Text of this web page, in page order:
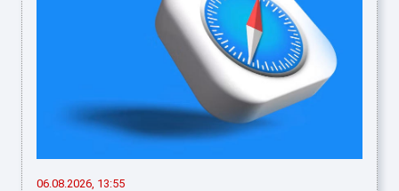
06.08.2026, 13:55